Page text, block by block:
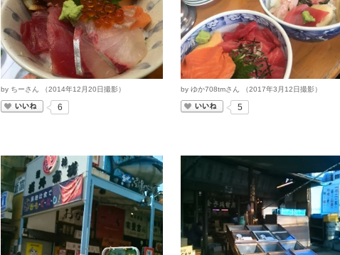
by ちーさん （2014年12 月20日撮影）
いいね
6
by ゆか708tmさん （2017年3 月 12日撮影）
いいね
5